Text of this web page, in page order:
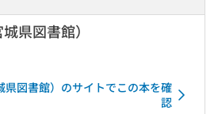
県図書館）
県図書館）のサイトでこの本を確
認